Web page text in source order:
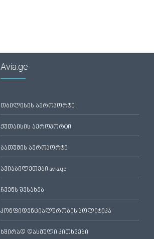
Avia.ge
თბილისის აეროპორტი
ქუთაისის აეროპორტი
ბათუმის აეროპორტი
ავიაბილეთები avia.ge
ჩვენს შესახებ
კონფიდენციალურობის პოლიტიკა
ხშირად დასმული კითხვები